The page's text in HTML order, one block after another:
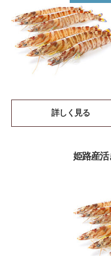
詳しく見る
姫路産